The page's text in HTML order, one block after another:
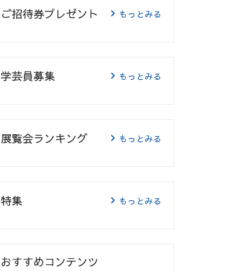
ご招待券プレゼント もっとみる
学芸員募集 もっとみる
展覧会ランキング もっとみる
特集 もっとみる
おすすめコンテンツ